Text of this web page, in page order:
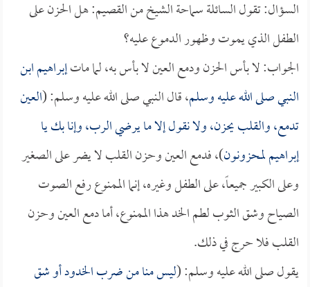
السؤال: تقول السائلة سماحة الشيخ من القصيم: هل الحزن على
الطفل الذي يموت وظهور الدموع عليه؟
الجواب: لا بأس الحزن ودمع العين لا بأس به، لما ماتإبراهيم ابن
النبي صلى الله عليه وسلم، قال النبي صلى الله عليه وسلم: (العين
تدمع، والقلب يحزن، ولا نقول إلا ما يرضي الرب، وإنا بك يا
إبراهيملمحزونون)، فدمع العين وحزن القلب لا يضر على الصغير
وعلى الكبير جميعاً، على الطفل وغيره، إنما الممنوع رفع الصوت
الصياح وشق الثوب لطم الخد هذا الممنوع، أما دمع العين وحزن
القلب فلا حرج في ذلك.
يقول صلى الله عليه وسلم: (ليس منا من ضرب الخدود أو شق